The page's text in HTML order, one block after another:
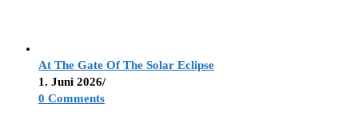
At The Gate Of The Solar Eclipse
1. Juni 2026/
0 Comments